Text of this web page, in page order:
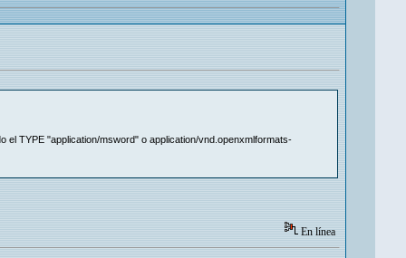
TYPE "application/msword" o application/vnd.openxmlformats-
En línea